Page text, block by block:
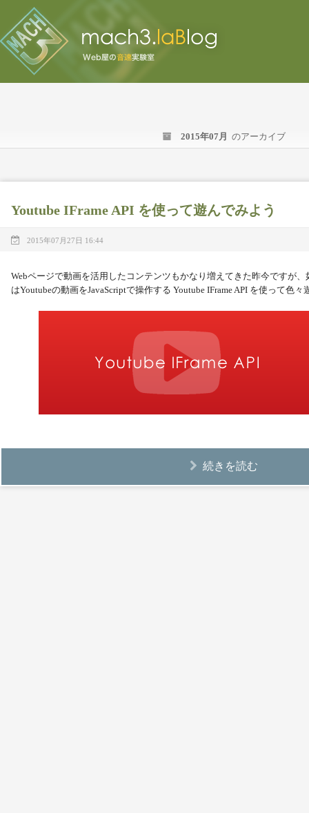
2015年07月 のアーカイブ
Youtube IFrame API を使って遊んでみよう
2015年07月27日 16:44
Webページで動画を活用したコンテンツもかなり増えてきた昨今ですが
はYoutubeの動画をJavaScriptで操作する Youtube IFrame API を使って色
続きを読む